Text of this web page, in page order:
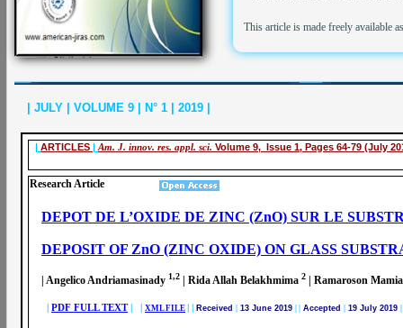
| ARTICLES | Am. J. innov. res. appl. sci. Volume 9, Issue 1, Pages 64-79 (July
Research Article
| JULY | VOLUME 9 | N° 1 | 2019 |
This article is made freely available
DEPOT DE L’OXIDE DE ZINC (ZnO) SUR LE
DEPOSIT OF ZnO (ZINC OXIDE) ON GLASS
| Angelico Andriamasinady 1,2 | Rida Allah Belakhmima 2 | Ramaroson
| PDF FULL TEXT| | XML FILE | | Received 13 June 2019 Accepted 19 July 2019